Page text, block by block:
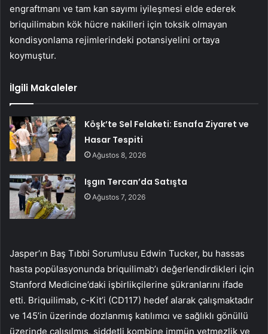
engraftmanı ve tam kan sayımı iyileşmesi elde ederek
briquilimabın kök hücre nakilleri için toksik olmayan
kondisyonlama rejimlerindeki potansiyelini ortaya
koymuştur.
İlgili Makaleler
Köşk’te Sel Felaketi: Esnafa Ziyaret ve
Hasar Tespiti
Ağustos 8, 2026
Işgın Tercan’da Satışta
Ağustos 7, 2026
Jasper’ın Baş Tıbbi Sorumlusu Edwin Tucker, bu hassas
hasta popülasyonunda briquilimab’ı değerlendirdikleri için
Stanford Medicine’daki işbirlikçilerine şükranlarını ifade
etti. Briquilimab, c-Kit’i (CD117) hedef alarak çalışmaktadır
ve 145’in üzerinde dozlanmış katılımcı ve sağlıklı gönüllü
üzerinde çalışılmış, şiddetli kombine immün yetmezlik ve